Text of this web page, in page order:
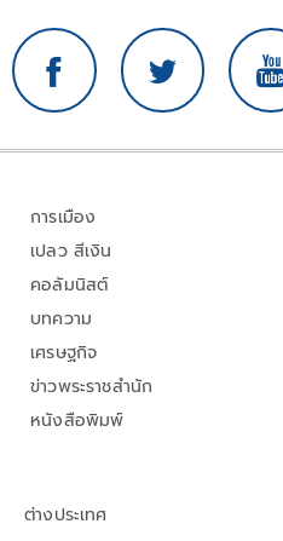
การเมือง
เปลว สีเงิน
คอลัมนิสต์
บทความ
เศรษฐกิจ
ข่าวพระราชสำนัก
หนังสือพิมพ์
ต่างประเทศ